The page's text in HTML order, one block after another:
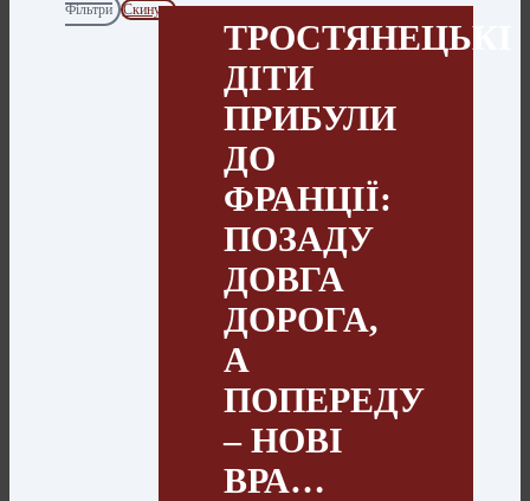
Фільтри
Скинути
ТРОСТЯНЕЦЬКІ
ДІТИ
ПРИБУЛИ
ДО
ФРАНЦІЇ:
ПОЗАДУ
ДОВГА
ДОРОГА,
А
ПОПЕРЕДУ
– НОВІ
ВРА…